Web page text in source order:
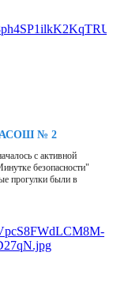
АСОШ № 2
с активной
безопасности"
прогулки были в